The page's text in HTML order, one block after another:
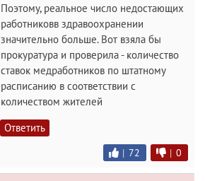
Поэтому, реальное число недостающих
работниковв здравоохранении
значительно больше. Вот взяла бы
прокуратура и проверила - количество
ставок медработников по штатному
расписанию в соответствии с
количеством жителей
Ответить
| 72 | 0